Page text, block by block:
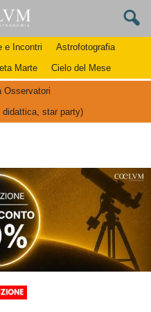
e Incontri
Astrofotografia
Marte Cielo del Mese
Osservatori
didattica, star party)